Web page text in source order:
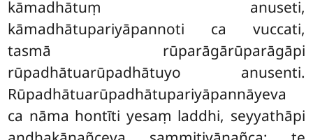
kāmadhātuṃ anuseti,
kāmadhātupariyāpannoti ca vuccati,
tasmā rūparāgārūparāgāpi
rūpadhātuarūpadhātuyo anusenti.
Rūpadhātuarūpadhātupariyāpannāyeva
ca nāma hontīti yesaṃ laddhi, seyyathāpi